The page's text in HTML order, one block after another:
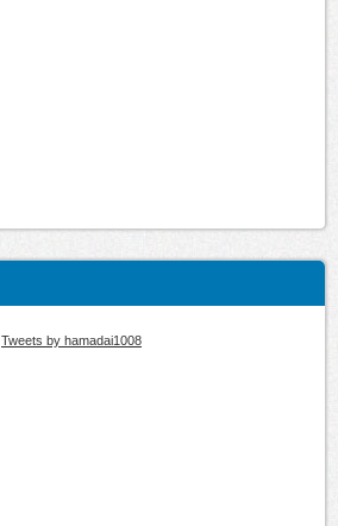
Tweets by hamadai1008